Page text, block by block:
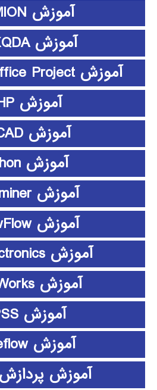
آموزش LUMION
آموزش MAXQDA
آموزش Microsoft Office Project
آموزش PHP
آموزش PSCAD
آموزش python
آموزش rapidminer
آموزش ShowFlow
آموزش SimElectronics
آموزش SolidWorks
آموزش SPSS
آموزش stateflow
آموزش